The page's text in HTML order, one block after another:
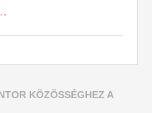
KÖZÖSSÉGHEZ A